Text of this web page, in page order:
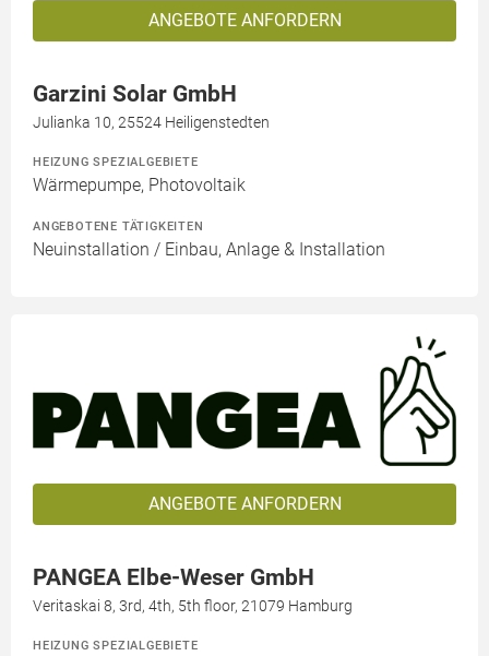
ANGEBOTE ANFORDERN
Garzini Solar GmbH
Julianka 10, 25524 Heiligenstedten
HEIZUNG SPEZIALGEBIETE
Wärmepumpe, Photovoltaik
ANGEBOTENE TÄTIGKEITEN
Neuinstallation / Einbau, Anlage & Installation
ANGEBOTE ANFORDERN
PANGEA Elbe-Weser GmbH
Veritaskai 8, 3rd, 4th, 5th floor, 21079 Hamburg
HEIZUNG SPEZIALGEBIETE